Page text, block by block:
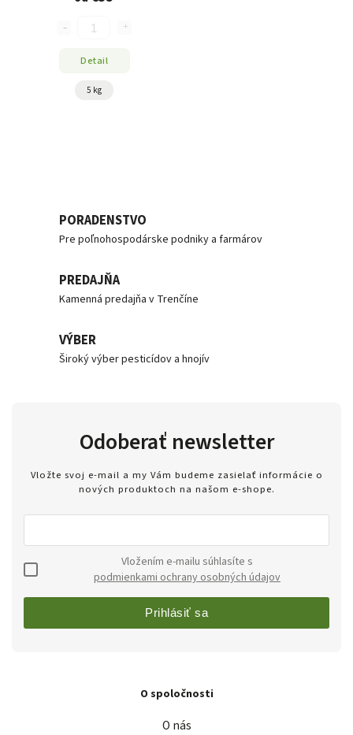
Detail
5 kg
PORADENSTVO
Pre poľnohospodárske podniky a farmárov
PREDAJŇA
Kamenná predajňa v Trenčíne
VÝBER
Široký výber pesticídov a hnojív
Odoberať newsletter
Vložte svoj e-mail a my Vám budeme zasielať informácie o
nových produktoch na našom e-shope.
podmienkami ochrany osobných údajov
Prihlásiť sa
O spoločnosti
O nás